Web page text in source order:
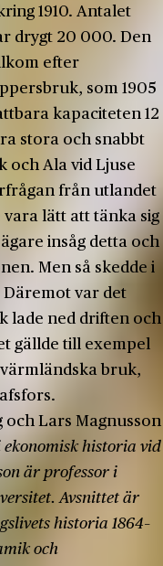
1910. Antalet
drygt 20 000. Den
efter
som 1905
kapaciteten 12
stora och snabbt
och Ala vid Ljuse
från utlandet
lätt att tänka sig
insåg detta och
Men så skedde i
var det
lade ned driften och
gällde till exempel
bruk,
och Lars Magnusson
ekonomisk historia vid
är professor i
Avsnittet är
historia 1864–
och